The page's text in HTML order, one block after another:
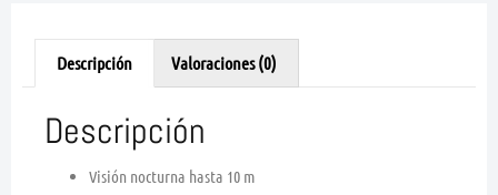
Descripción Valoraciones (0)
Descripción
Visión nocturna hasta 10 m